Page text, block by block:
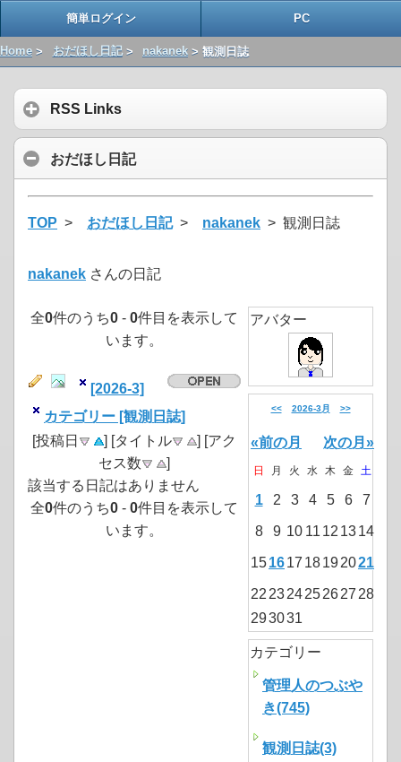
簡単ログイン PC
Home > おだほし日記> nakanek > 観測日誌
RSS Links
おだほし日記
TOP > おだほし日記> nakanek > 観測日誌
nakanek さんの日記
全0件のうち0 - 0件目を表示して
います。
[2026-3]
カテゴリー [観測日誌]
[投稿日
] [タイトル
] [アク
セス数
]
該当する日記はありません
全0件のうち0 - 0件目を表示して
います。
アバター
<< 2026-3月 >>
«前の月 次の月»
日 月 火 水 木 金 土
1 2 3 4 5 6 7
8 9 10 11 12 1314
151617 18192021
22 2324252627 28
293031
カテゴリー
管理人のつぶや
き(745)
観測日誌(3)